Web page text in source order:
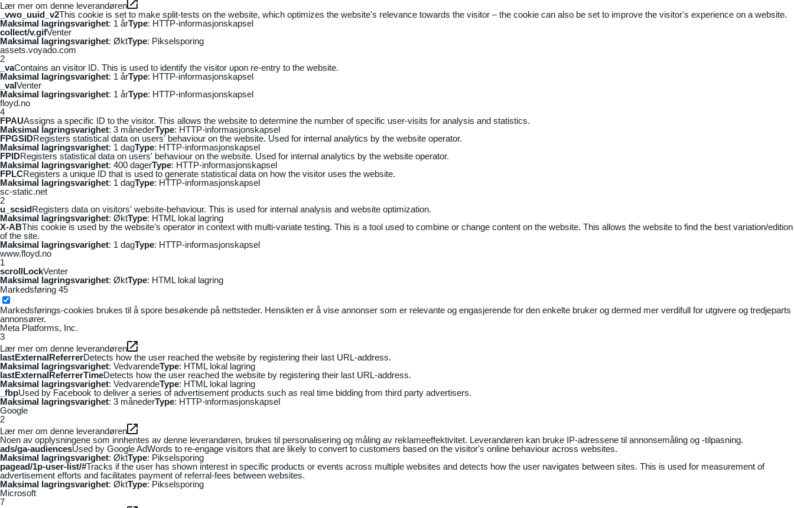
Lær mer om denne leverandøren
_vwo_uuid_v2This cookie is set to make split-tests on the website, which optimizes the website's relevance towards the visitor – the cookie can also be set to improve the visitor's experience on a website.
Maksimal lagringsvarighet: 1 årType: HTTP-informasjonskapsel
collect/v.gifVenter
Maksimal lagringsvarighet: ØktType: Pikselsporing
assets.voyado.com
2
_vaContains an visitor ID. This is used to identify the visitor upon re-entry to the website.
Maksimal lagringsvarighet: 1 årType: HTTP-informasjonskapsel
_vaIVenter
Maksimal lagringsvarighet: 1 årType: HTTP-informasjonskapsel
floyd.no
4
FPAUAssigns a specific ID to the visitor. This allows the website to determine the number of specific user-visits for analysis and statistics.
Maksimal lagringsvarighet: 3 månederType: HTTP-informasjonskapsel
FPGSIDRegisters statistical data on users' behaviour on the website. Used for internal analytics by the website operator.
Maksimal lagringsvarighet: 1 dagType: HTTP-informasjonskapsel
FPIDRegisters statistical data on users' behaviour on the website. Used for internal analytics by the website operator.
Maksimal lagringsvarighet: 400 dagerType: HTTP-informasjonskapsel
FPLCRegisters a unique ID that is used to generate statistical data on how the visitor uses the website.
Maksimal lagringsvarighet: 1 dagType: HTTP-informasjonskapsel
sc-static.net
2
u_scsidRegisters data on visitors' website-behaviour. This is used for internal analysis and website optimization.
Maksimal lagringsvarighet: ØktType: HTML lokal lagring
X-ABThis cookie is used by the website’s operator in context with multi-variate testing. This is a tool used to combine or change content on the website. This allows the website to find the best variation/edition
of the site.
Maksimal lagringsvarighet: 1 dagType: HTTP-informasjonskapsel
www.floyd.no
1
scrollLockVenter
Maksimal lagringsvarighet: ØktType: HTML lokal lagring
Markedsføring 45
Markedsførings-cookies brukes til å spore besøkende på nettsteder. Hensikten er å vise annonser som er relevante og engasjerende for den enkelte bruker og dermed mer verdifull for utgivere og tredjeparts
annonsører.
Meta Platforms, Inc.
3
Lær mer om denne leverandøren
lastExternalReferrerDetects how the user reached the website by registering their last URL-address.
Maksimal lagringsvarighet: VedvarendeType: HTML lokal lagring
lastExternalReferrerTimeDetects how the user reached the website by registering their last URL-address.
Maksimal lagringsvarighet: VedvarendeType: HTML lokal lagring
_fbpUsed by Facebook to deliver a series of advertisement products such as real time bidding from third party advertisers.
Maksimal lagringsvarighet: 3 månederType: HTTP-informasjonskapsel
Google
2
Lær mer om denne leverandøren
Noen av opplysningene som innhentes av denne leverandøren, brukes til personalisering og måling av reklameeffektivitet. Leverandøren kan bruke IP-adressene til annonsemåling og -tilpasning.
ads/ga-audiencesUsed by Google AdWords to re-engage visitors that are likely to convert to customers based on the visitor's online behaviour across websites.
Maksimal lagringsvarighet: ØktType: Pikselsporing
pagead/1p-user-list/#Tracks if the user has shown interest in specific products or events across multiple websites and detects how the user navigates between sites. This is used for measurement of
advertisement efforts and facilitates payment of referral-fees between websites.
Maksimal lagringsvarighet: ØktType: Pikselsporing
Microsoft
7